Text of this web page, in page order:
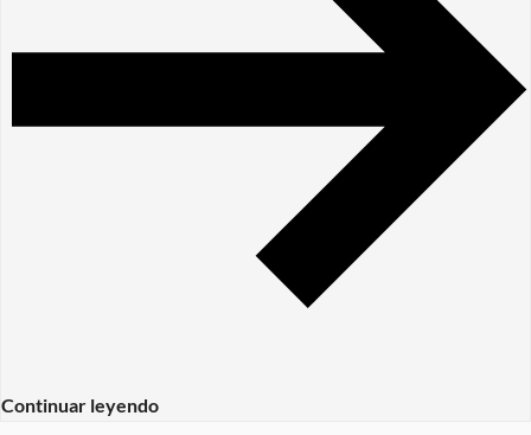
Continuar leyendo